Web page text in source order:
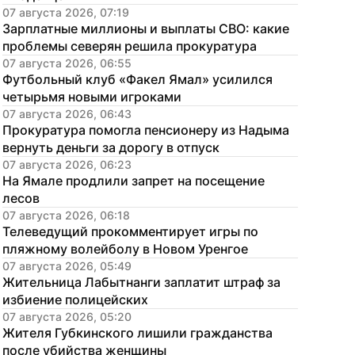
07 августа 2026, 07:19
Зарплатные миллионы и выплаты СВО: какие
проблемы северян решила прокуратура
07 августа 2026, 06:55
Футбольный клуб «Факел Ямал» усилился
четырьмя новыми игроками
07 августа 2026, 06:43
Прокуратура помогла пенсионеру из Надыма
вернуть деньги за дорогу в отпуск
07 августа 2026, 06:23
На Ямале продлили запрет на посещение
лесов
07 августа 2026, 06:18
Телеведущий прокомментирует игры по
пляжному волейболу в Новом Уренгое
07 августа 2026, 05:49
Жительница Лабытнанги заплатит штраф за
избиение полицейских
07 августа 2026, 05:20
Жителя Губкинского лишили гражданства
после убийства женщины